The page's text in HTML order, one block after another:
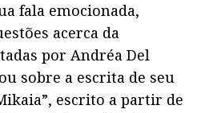
fala emocionada,
acerca da
por Andréa Del
sobre a escrita de seu
escrito a partir de